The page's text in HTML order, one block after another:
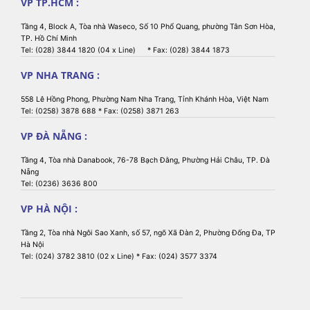
Hỗ trợ loa ngoài tùy chọn
Tùy chọn
Wi-Fi
Môi trường và kích thước
0°C đến 45°C, độ ẩm 25%
Nhiệt độ bảo quản
đến 95% RH
145 mm x 123.5 mm x 120.3
Chứng nhận CCC, CE, FCC
Tầng 4, Block A, Tòa nhà Waseco, Số 10 Phổ Quang, phường Tân Sơn Hòa,
TP. Hồ Chí Minh
Tel: (028) 3844 1820 (04 x Line) * Fax: (028) 3844 1873
VP NHA TRANG :
558 Lê Hồng Phong, Phường Nam Nha Trang, Tỉnh Khánh Hòa, Việt Nam
Tel: (0258) 3878 688 * Fax: (0258) 3871 263
VP ĐÀ NẴNG :
Tầng 4, Tòa nhà Danabook, 76-78 Bạch Đằng, Phường Hải Châu, TP. Đà
Nẵng
Tel: (0236) 3636 800
VP HÀ NỘI :
Tầng 2, Tòa nhà Ngôi Sao Xanh, số 57, ngõ Xã Đàn 2, Phường Đống Đa, TP
Hà Nội
Tel: (024) 3782 3810 (02 x Line) * Fax: (024) 3577 3374